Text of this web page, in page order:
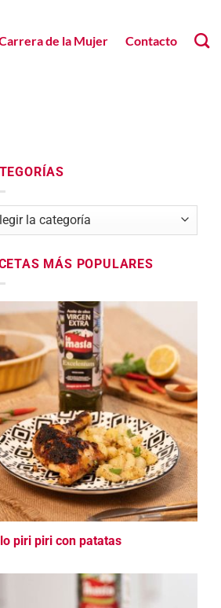
de la Mujer Contacto
MÁS POPULARES
piri piri con patatas